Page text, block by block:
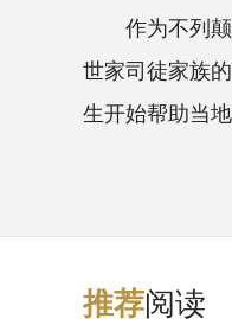
作为不列颠
世家司徒家族
生开始帮助当
推荐阅读